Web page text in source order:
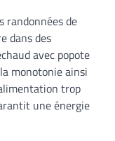
randonnées de
dans des
avec popote
monotonie ainsi
trop
une énergie